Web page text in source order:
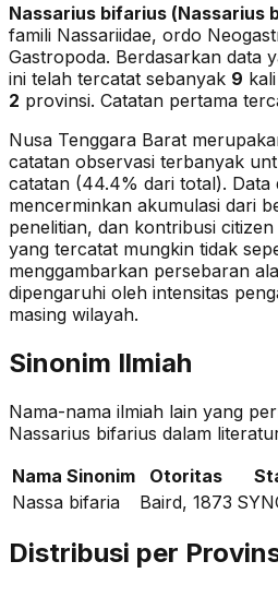
Nassarius bifarius (Nassarius
famili Nassariidae, ordo
Gastropoda. Berdasarkan data
ini telah tercatat sebanyak 9
2 provinsi. Catatan pertama
Nusa Tenggara Barat
catatan observasi terbanyak
catatan (44.4% dari total). Data
mencerminkan akumulasi dari
penelitian, dan kontribusi
yang tercatat mungkin tidak
menggambarkan persebaran
dipengaruhi oleh intensitas
masing wilayah.
Sinonim Ilmiah
Nama-nama ilmiah lain yang
Nassarius bifarius dalam
Nama Sinonim
Otoritas
Nassa bifaria
Baird, 1873
Distribusi per